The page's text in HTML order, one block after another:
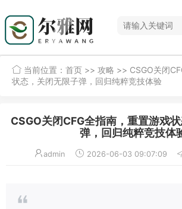
当前位置： 首页 >> 攻略 >> CSGO关闭
状态，关闭无限子弹，回归纯粹竞技体验
CSGO关闭CFG全指南，重置游戏
弹，回归纯粹竞技体
admin 2026-06-03 09:07:09